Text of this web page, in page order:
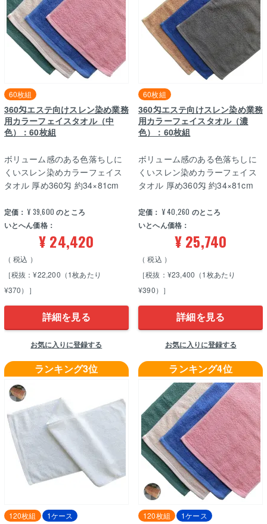
360匁エステ向けスレン染め業務
用カラーフェイスタオル（中
色）：60枚組
60枚組
定価： ¥ 39,600 のところ
いとへん価格：
¥24,420
税込
［税抜：¥22,200（1枚あたり
¥370）］
ボリューム感のある色落ちしに
くいスレン染めカラーフェイス
タオル 厚め360匁 約34×81cm
詳細を見る
お気に入りに登録する
360匁エステ向けスレン染め業務
用カラーフェイスタオル（濃
色）：60枚組
60枚組
定価： ¥40,260 のところ
いとへん価格：
¥25,740
税込
［税抜：¥23,400（1枚あたり
¥390）］
ボリューム感のある色落ちしに
くいスレン染めカラーフェイス
タオル 厚め360匁 約34×81cm
詳細を見る
お気に入りに登録する
ランキング3位
120枚組 1ケース
ランキング4位
120枚組 1ケース